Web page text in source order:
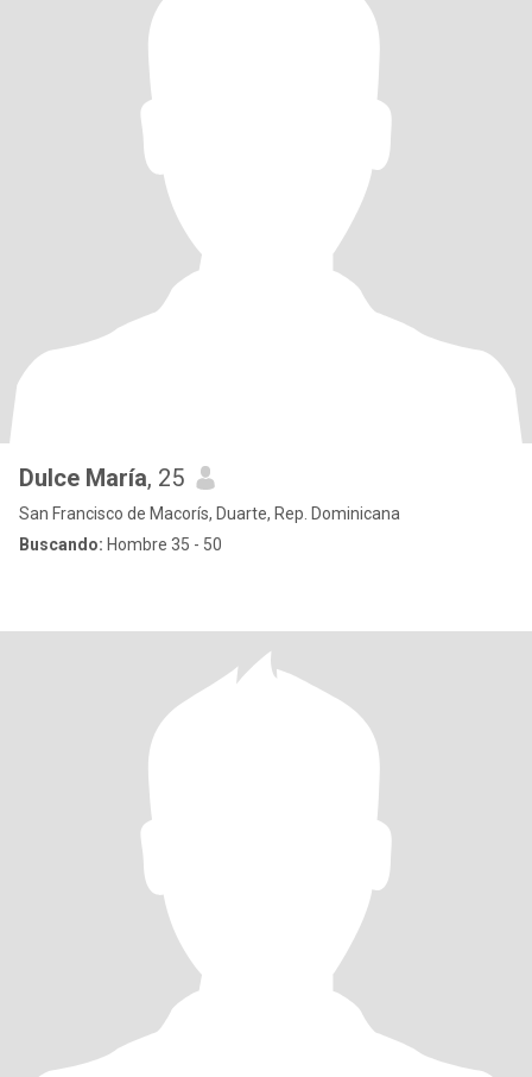
Dulce María, 25
San Francisco de Macorís, Duarte, Rep. Dominicana
Buscando: Hombre 35 - 50